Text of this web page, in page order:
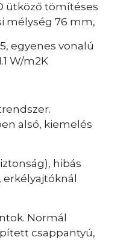
ütköző tömítéses
mélység 76 mm,
egyenes vonalú
W/m2K
alsó, kiemelés
hibás
Normál
csappantyú,